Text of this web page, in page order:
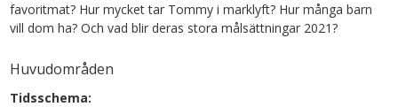
favoritmat? Hur mycket tar Tommy i marklyft? Hur många barn
vill dom ha? Och vad blir deras stora målsättningar 2021?
Huvudområden
Tidsschema: